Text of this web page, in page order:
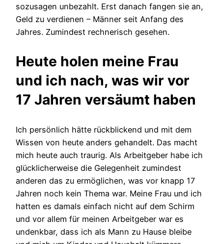
sozusagen unbezahlt. Erst danach fangen sie an,
Geld zu verdienen – Männer seit Anfang des
Jahres. Zumindest rechnerisch gesehen.
Heute holen meine Frau
und ich nach, was wir vor
17 Jahren versäumt haben
Ich persönlich hätte rückblickend und mit dem
Wissen von heute anders gehandelt. Das macht
mich heute auch traurig. Als Arbeitgeber habe ich
glücklicherweise die Gelegenheit zumindest
anderen das zu ermöglichen, was vor knapp 17
Jahren noch kein Thema war. Meine Frau und ich
hatten es damals einfach nicht auf dem Schirm
und vor allem für meinen Arbeitgeber war es
undenkbar, dass ich als Mann zu Hause bleibe